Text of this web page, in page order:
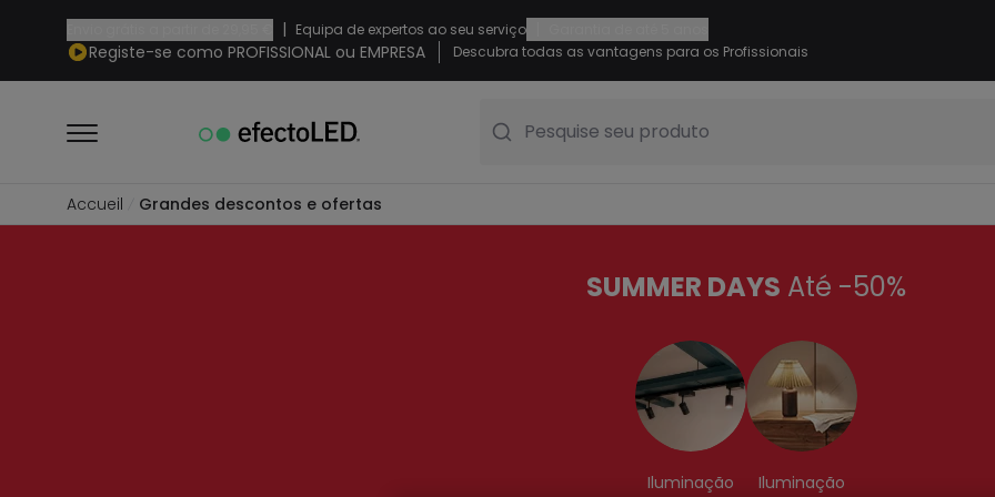
| Equipa de expertos ao seu serviço
Registe-se como PROFISSIONAL ou EMPRESA Descubra todas as vantagens para os Profissionais
Pesquise seu produto
Accueil Grandes descontos e ofertas
SUMMER DAYS Até -50%
Iluminação Iluminação